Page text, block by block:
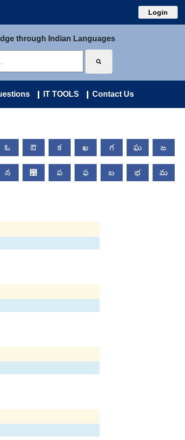
Login
through Indian Languages
IT TOOLS Contact Us
ఓ ఔ క ఖ గ ఘ ఙ
న ఩ ప ఫ బ భ మ